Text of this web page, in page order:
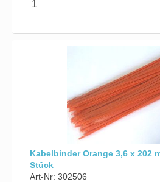
Kabelbinder Orange 3,6 x 202
Stück
Art-Nr: 302506